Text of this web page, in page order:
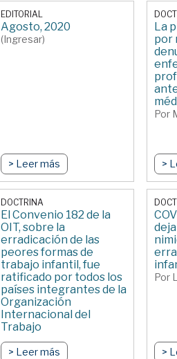
EDITORIAL
Agosto, 2020
(Ingresar)
> Leer más
La
por
Por
>
DOCTRINA
El Convenio 182 de la
OIT, sobre la
erradicación de las
peores formas de
trabajo infantil, fue
ratificado por todos los
países integrantes de la
Organización
Internacional del
Trabajo
Por Juan Pablo Capón Filas
> Leer más
Por
>